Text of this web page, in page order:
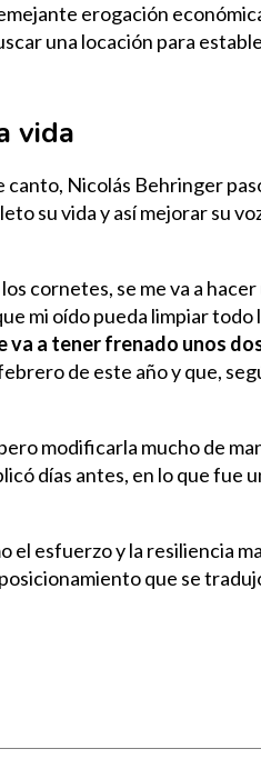
erogación
una locación para
vida
canto, Nicolás Behringer
su vida y así mejorar su
cornetes, se me va a
mi oído pueda limpiar
va a tener frenado unos
de este año y que,
modificarla mucho de
días antes, en lo que fue
esfuerzo y la resiliencia
que se